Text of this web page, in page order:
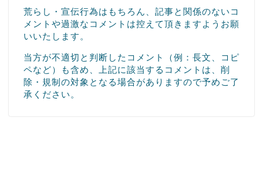
荒らし・宣伝行為はもちろん、記事と関係のないコ
メントや過激なコメントは控えて頂きますようお願
いいたします。
当方が不適切と判断したコメント（例：長文、コピ
ペなど）も含め、上記に該当するコメントは、削
除・規制の対象となる場合がありますので予めご了
承ください。